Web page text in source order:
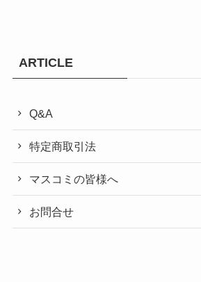
ARTICLE
Q&A
特定商取引法
マスコミの皆様へ
お問合せ